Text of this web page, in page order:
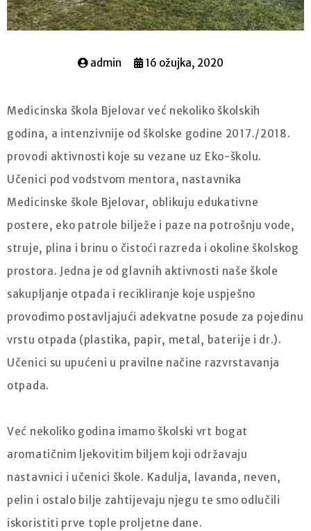
admin 16 ožujka, 2020
Medicinska škola Bjelovar već nekoliko školskih
godina, a intenzivnije od školske godine 2017./2018.
provodi aktivnosti koje su vezane uz Eko-školu.
Učenici pod vodstvom mentora, nastavnika
Medicinske škole Bjelovar, oblikuju edukativne
postere, eko patrole bilježe i paze na potrošnju vode,
struje, plina i brinu o čistoći razreda i okoline školskog
prostora. Jedna je od glavnih aktivnosti naše škole
sakupljanje otpada i recikliranje koje uspješno
provodimo postavljajući adekvatne posude za pojedinu
vrstu otpada (plastika, papir, metal, baterije i dr.).
Učenici su upućeni u pravilne načine razvrstavanja
otpada.
Već nekoliko godina imamo školski vrt bogat
aromatičnim ljekovitim biljem koji održavaju
nastavnici i učenici škole. Kadulja, lavanda, neven,
pelin i ostalo bilje zahtijevaju njegu te smo odlučili
iskoristiti prve tople proljetne dane.